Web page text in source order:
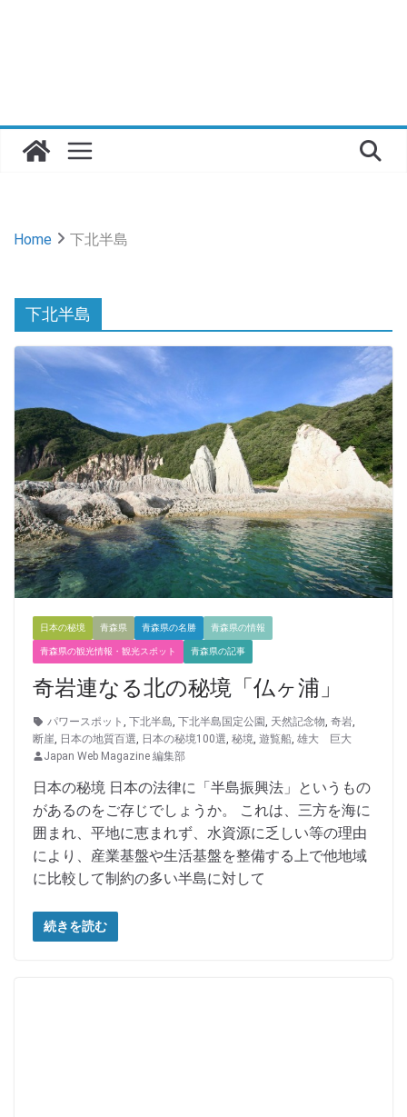
Home 下北半島
下北半島
日本の秘境 青森県 青森県の名勝 青森県の情報
青森県の観光情報・観光スポット 青森県の記事
奇岩連なる北の秘境「仏ヶ浦」
パワースポット , 下北半島, 下北半島国定公園, 天然記念物, 奇岩,
断崖, 日本の地質百選, 日本の秘境100選, 秘境, 遊覧船, 雄大 巨大
Japan Web Magazine 編集部
日本の秘境 日本の法律に「半島振興法」というもの
があるのをご存じでしょうか。 これは、三方を海に
囲まれ、平地に恵まれず、水資源に乏しい等の理由
により、産業基盤や生活基盤を整備する上で他地域
に比較して制約の多い半島に対して
続きを読む